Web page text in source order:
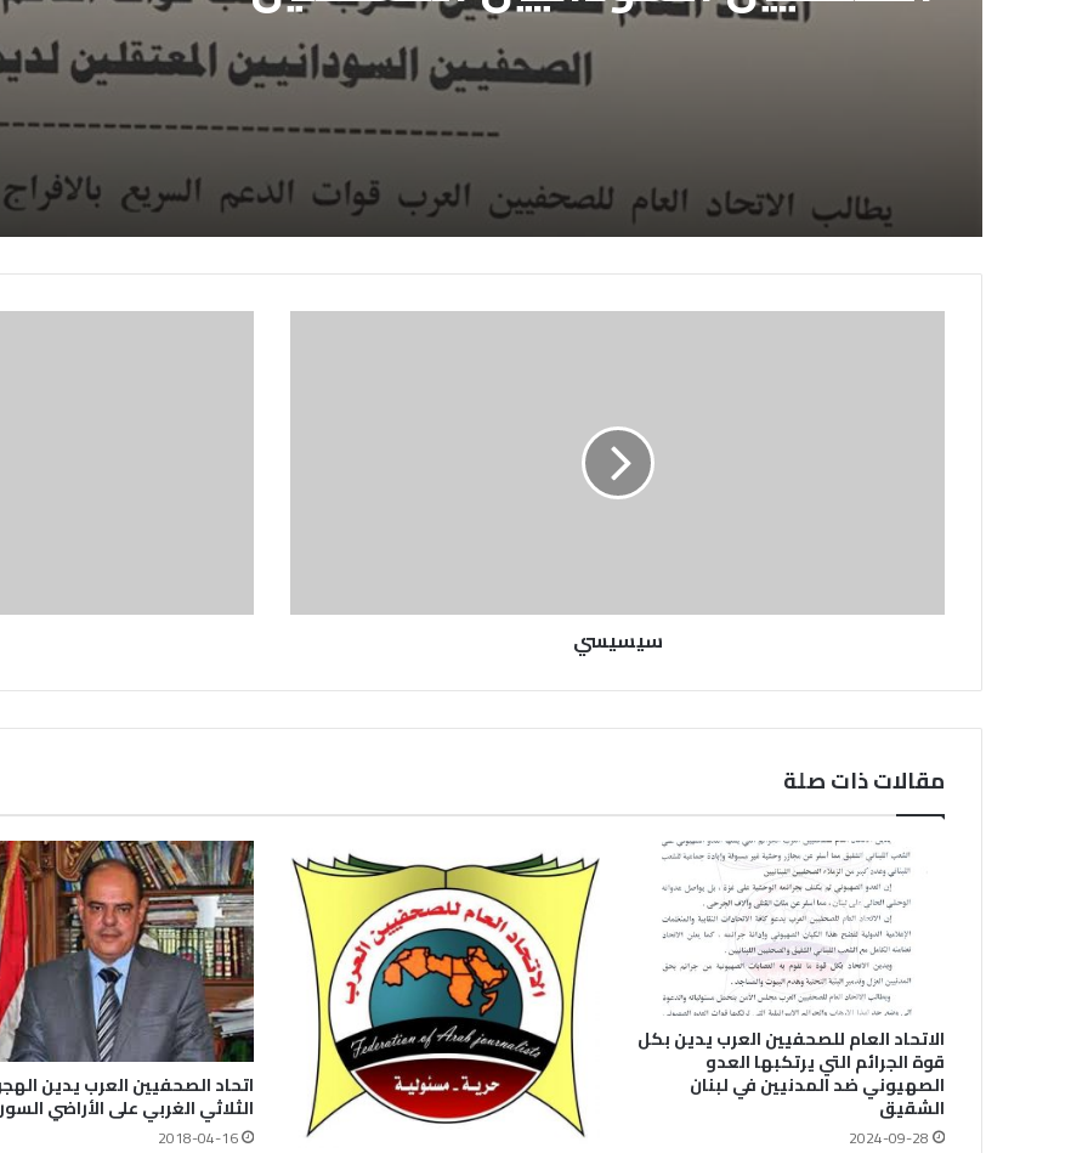
لديها فوراً
سيسيسي
مقالات ذات صلة
الاتحاد العام للصحفيين العرب يدين بكل
قوة الجرائم التي يرتكبها العدو
الصهيوني ضد المدنيين في لبنان
الشقيق
2024-09-28
اتحاد الصحفيين العرب يدين
الثلاثي الغربي على الأراضي
2018-04-16